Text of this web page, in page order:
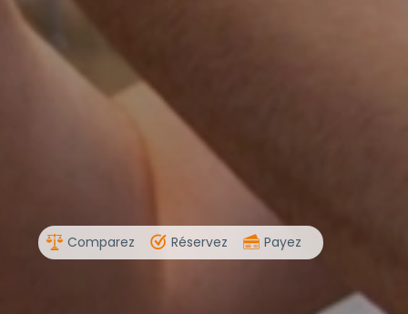
Comparez Réservez Payez